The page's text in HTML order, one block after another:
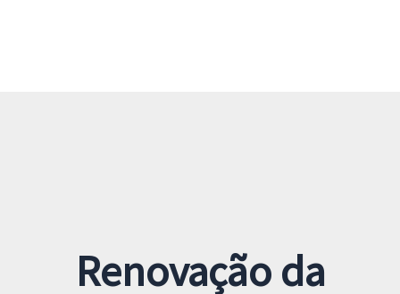
Renovação da